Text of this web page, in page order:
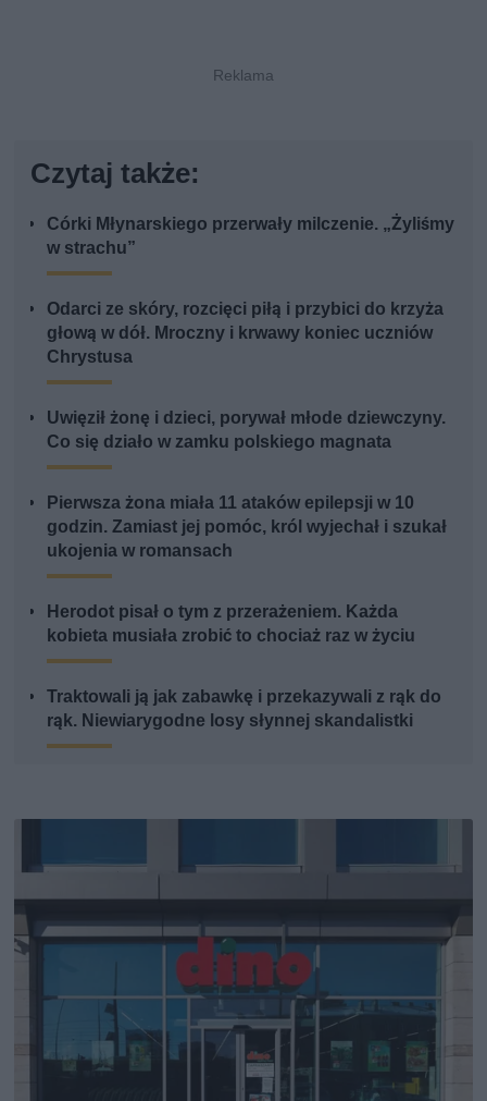
Czytaj także:
Córki Młynarskiego przerwały milczenie. „Żyliśmy
w strachu”
Odarci ze skóry, rozcięci piłą i przybici do krzyża
głową w dół. Mroczny i krwawy koniec uczniów
Chrystusa
Uwięził żonę i dzieci, porywał młode dziewczyny.
Co się działo w zamku polskiego magnata
Pierwsza żona miała 11 ataków epilepsji w 10
godzin. Zamiast jej pomóc, król wyjechał i szukał
ukojenia w romansach
Herodot pisał o tym z przerażeniem. Każda
kobieta musiała zrobić to chociaż raz w życiu
Traktowali ją jak zabawkę i przekazywali z rąk do
rąk. Niewiarygodne losy słynnej skandalistki